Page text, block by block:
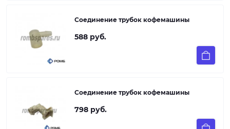
Соединение трубок кофемашины
588 руб.
Соединение трубок кофемашины
798 руб.